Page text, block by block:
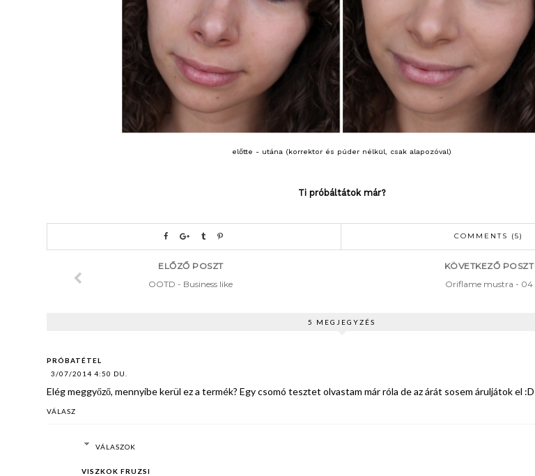
előtte - utána (korrektor és púder nélkül, csak alapozóval)
Ti próbáltátok már?
COMMENTS (5)
KÖVETKEZŐ POSZT
Oriflame mustra - 04
ELŐZŐ POSZT
OOTD - Business like
5 MEGJEGYZÉS
PRÓBATÉTEL
3/07/2014 4:50 DU.
Elég meggyőző, mennyibe kerül ez a termék? Egy csomó tesztet olvastam már róla de az árát sosem áruljátok el :D
VÁLASZ
VÁLASZOK
VISZKOK FRUZSI